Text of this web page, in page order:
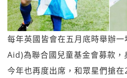
每年英國皆會在五月底時舉辦
Aid)為聯合國兒童基金會募款，
今年也再度出席，和眾星們搶